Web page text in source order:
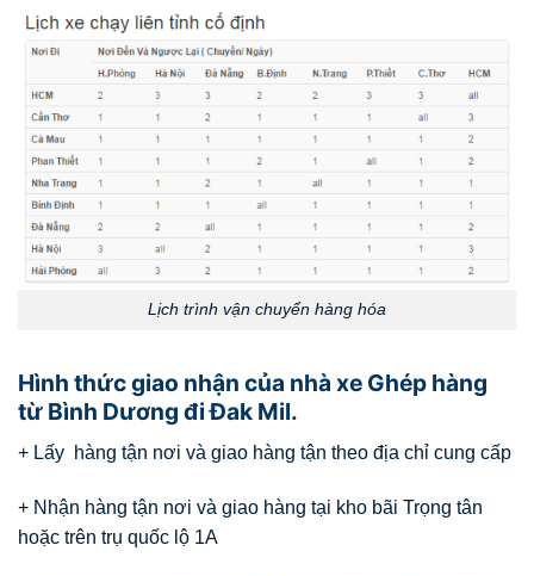
Lịch trình vận chuyển hàng hóa
Hình thức giao nhận của nhà xe Ghép hàng
từ Bình Dương đi Đak Mil.
+ Lấy hàng tận nơi và giao hàng tận theo địa chỉ cung cấp
+ Nhận hàng tận nơi và giao hàng tại kho bãi Trọng tân
hoặc trên trụ quốc lộ 1A